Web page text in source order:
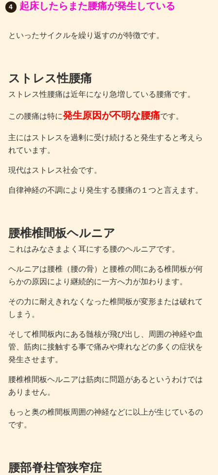
起床したらまた腰痛が発生している
といったサイクルを繰り返すのが特徴です。
ストレス性腰痛
ストレス性腰痛は近年になり急増している腰痛です。
この腰痛は特に発生原因が不明な腰痛です。
主にはストレスを過剰に受け続けると発生すると考えら
れています。
現代はストレス社会です。
自律神経の不調により発生する腰痛の１つと言えます。
腰椎椎間板ヘルニア
これはみなさまよく耳にする腰のヘルニアです。
ヘルニアは腰椎（腰の骨）と腰椎の間にある椎間板が何
らかの原因により継続的に一方へ力が加わります。
その力に耐えきれなくなった椎間板が変形または破れて
しまう。
そして椎間板内にある髄核が飛び出し、周囲の神経や血
管、筋肉に接触する事で痛みや痺れなどの多くの症状を
発生させます。
腰椎椎間板ヘルニアは筋肉に問題があるというわけでは
ありません。
もっと奥の椎間板周囲の神経などに以上が生じているの
です。
腰部脊柱管狭窄症